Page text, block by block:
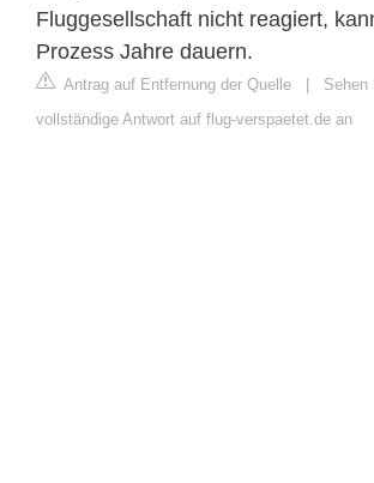
Fluggesellschaft nicht reagiert,
Prozess Jahre dauern.
Antrag auf Entfernung der Quelle | Sehen
vollständige Antwort auf flug-verspaetet.de an